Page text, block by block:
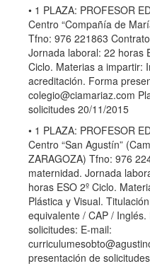
• 1 PLAZA: PROFESOR
Centro “Compañía de
Tfno: 976 221863
Jornada laboral: 22 horas
Ciclo. Materias a impartir:
acreditación. Forma
colegio@ciamariaz.com
solicitudes 20/11/2015
• 1 PLAZA: PROFESOR
Centro “San Agustín”
ZARAGOZA) Tfno: 976
maternidad. Jornada
horas ESO 2º Ciclo.
Plástica y Visual.
equivalente / CAP /
solicitudes: E-mail:
presentación de